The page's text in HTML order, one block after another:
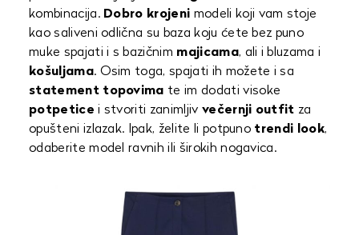
kombinacija. Dobro krojeni modeli koji vam stoje
kao saliveni odlična su baza koju ćete bez puno
muke spajati i s bazičnim majicama, ali i bluzama i
košuljama. Osim toga, spajati ih možete i sa
statement topovima te im dodati visoke
potpetice i stvoriti zanimljiv večernji outfit za
opušteni izlazak. Ipak, želite li potpuno trendi look,
odaberite model ravnih ili širokih nogavica.